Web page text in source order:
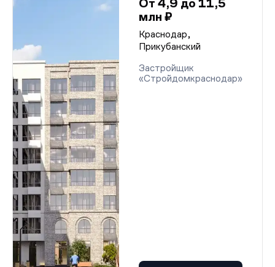
От 4,9 до 11,5
млн ₽
Краснодар,
Прикубанский
Застройщик
«Стройдомкраснодар»